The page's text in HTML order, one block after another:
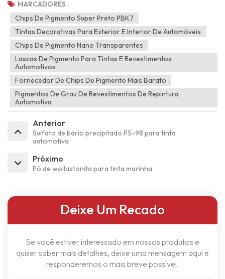
MARCADORES :
Chips De Pigmento Super Preto PBK7
Tintas Decorativas Para Exterior E Interior De Automóveis
Chips De Pigmento Nano Transparentes
Lascas De Pigmento Para Tintas E Revestimentos
Automotivos
Fornecedor De Chips De Pigmento Mais Barato
Pigmentos De Grau De Revestimentos De Repintura
Automotiva
Anterior
Sulfato de bário precipitado PS-98 para tinta
automotiva
Próximo
Pó de wollastonita para tinta marinha
Deixe Um Recado
Se você estiver interessado em nossos produtos e
quiser saber mais detalhes, deixe uma mensagem aqui e
responderemos o mais breve possível.